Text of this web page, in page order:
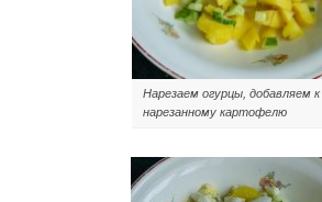
Нарезаем огурцы, добавляем к
нарезанному картофелю